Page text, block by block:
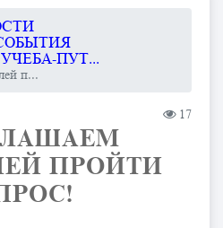
ПУТ...
п...
17
ПРОЙТИ